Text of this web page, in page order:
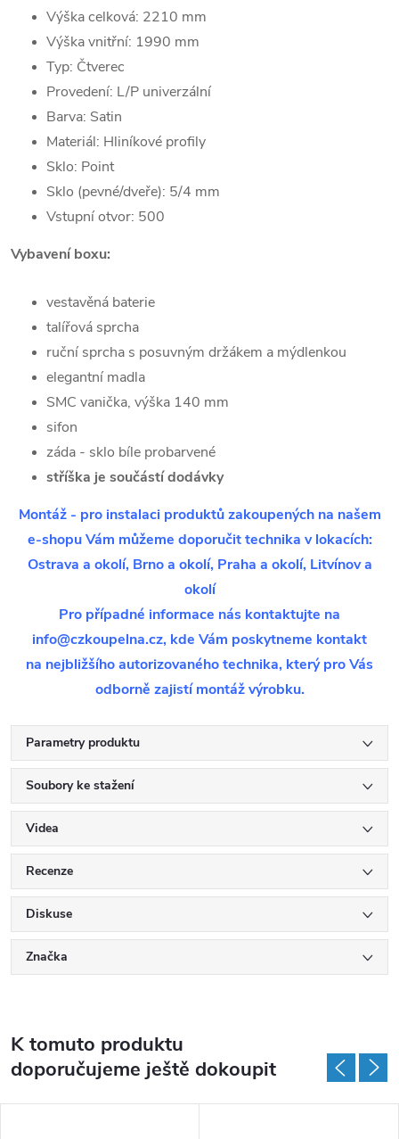
Výška celková: 2210 mm
Výška vnitřní: 1990 mm
Typ: Čtverec
Provedení: L/P univerzální
Barva: Satin
Materiál: Hliníkové profily
Sklo: Point
Sklo (pevné/dveře): 5/4 mm
Vstupní otvor: 500
Vybavení boxu:
vestavěná baterie
talířová sprcha
ruční sprcha s posuvným držákem a mýdlenkou
elegantní madla
SMC vanička, výška 140 mm
sifon
záda - sklo bíle probarvené
stříška je součástí dodávky
Montáž - pro instalaci produktů zakoupených na našem
e-shopu Vám můžeme doporučit technika v lokacích:
Ostrava a okolí, Brno a okolí, Praha a okolí, Litvínov a
okolí
Pro případné informace nás kontaktujte na
info@czkoupelna.cz, kde Vám poskytneme kontakt
na nejbližšího autorizovaného technika, který pro Vás
odborně zajistí montáž výrobku.
Parametry produktu
Soubory ke stažení
Videa
Recenze
Diskuse
Značka
K tomuto produktu
doporučujeme ještě dokoupit